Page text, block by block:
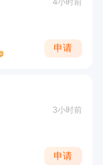
申请
3小时前
申请